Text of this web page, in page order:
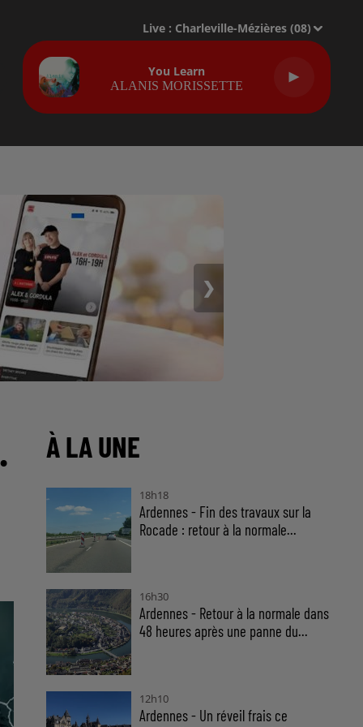
Live : Charleville-Mézières (08)
You Learn
ALANIS MORISSETTE
❯
À LA UNE
18h18
Ardennes - Fin des travaux sur la
Rocade : retour à la normale...
16h30
Ardennes - Retour à la normale dans
48 heures après une panne du...
12h10
Ardennes - Un réveil frais ce